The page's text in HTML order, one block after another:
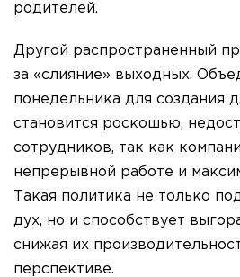
родителей.
Другой распространенный
за «слияние» выходных.
понедельника для создания
становится роскошью,
сотрудников, так как
непрерывной работе и
Такая политика не только
дух, но и способствует
снижая их
перспективе.